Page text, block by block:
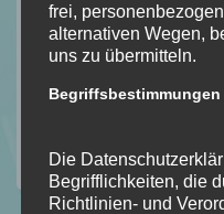
Das Lesezeichen
In Gedankengänge
In Gedankengänge
In Gedankengänge
frei,
alternativen Wegen,
uns zu übermitteln.
Begriffsbestimmungen
Die
Begrifflichkeiten, die
Richtlinien- und